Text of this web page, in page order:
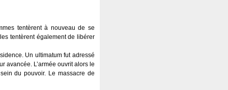
tentèrent à nouveau de se
tentèrent également de libérer
Un ultimatum fut adressé
avancée. L’armée ouvrit alors le
du pouvoir. Le massacre de